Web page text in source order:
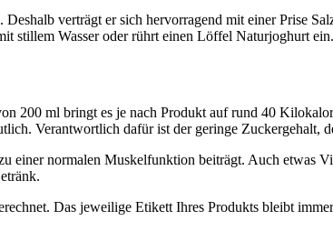
verträgt er sich hervorragend mit einer Prise
stillem Wasser oder rührt einen Löffel Naturjoghurt ein.
200 ml bringt es je nach Produkt auf rund 40
Verantwortlich dafür ist der geringe Zuckergehalt,
einer normalen Muskelfunktion beiträgt. Auch etwas
Das jeweilige Etikett Ihres Produkts bleibt